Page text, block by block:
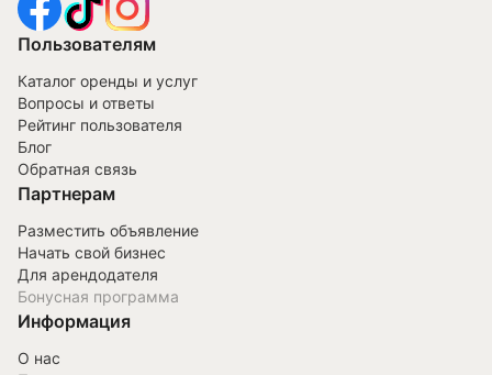
Пользователям
Каталог оренды и услуг
Вопросы и ответы
Рейтинг пользователя
Блог
Обратная связь
Партнерам
Разместить объявление
Начать свой бизнес
Для арендодателя
Бонусная программа
Информация
О нас